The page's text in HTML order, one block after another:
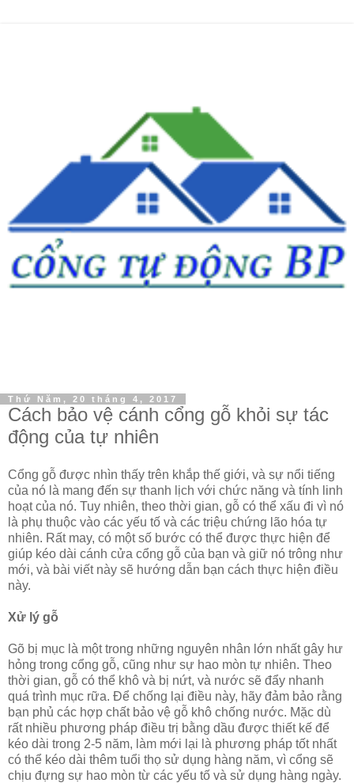
Thứ Năm, 20 tháng 4, 2017
Cách bảo vệ cánh cổng gỗ khỏi sự tác
động của tự nhiên
Cổng gỗ được nhìn thấy trên khắp thế giới, và sự nổi tiếng
của nó là mang đến sự thanh lịch với chức năng và tính linh
hoạt của nó. Tuy nhiên, theo thời gian, gỗ có thể xấu đi vì nó
là phụ thuộc vào các yếu tố và các triệu chứng lão hóa tự
nhiên. Rất may, có một số bước có thể được thực hiện để
giúp kéo dài cánh cửa cổng gỗ của bạn và giữ nó trông như
mới, và bài viết này sẽ hướng dẫn bạn cách thực hiện điều
này.
Xử lý gỗ
Gõ bị mục là một trong những nguyên nhân lớn nhất gây hư
hỏng trong cổng gỗ, cũng như sự hao mòn tự nhiên. Theo
thời gian, gỗ có thể khô và bị nứt, và nước sẽ đẩy nhanh
quá trình mục rữa. Để chống lại điều này, hãy đảm bảo rằng
bạn phủ các hợp chất bảo vệ gỗ khô chống nước. Mặc dù
rất nhiều phương pháp điều trị bằng dầu được thiết kế để
kéo dài trong 2-5 năm, làm mới lại là phương pháp tốt nhất
có thể kéo dài thêm tuổi thọ sử dụng hàng năm, vì cổng sẽ
chịu đựng sự hao mòn từ các yếu tố và sử dụng hàng ngày.